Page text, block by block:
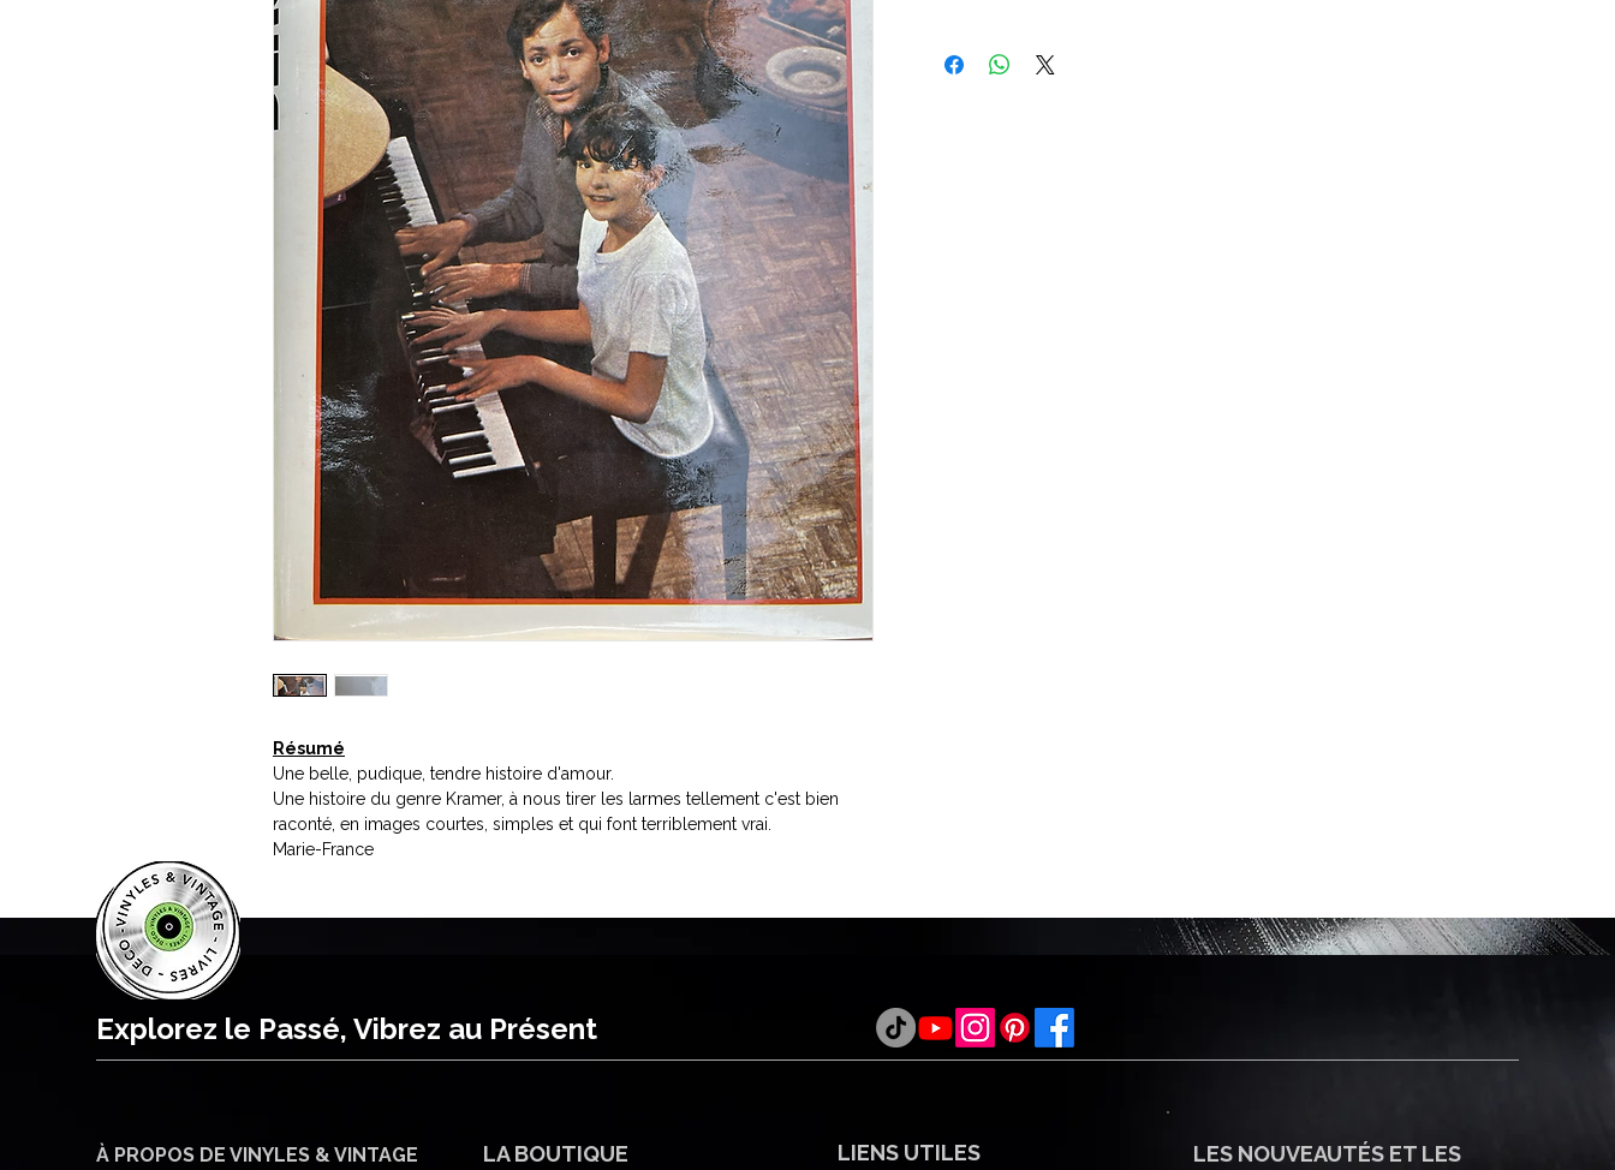
Résumé
Une belle, pudique, tendre histoire d'amour.
Une histoire du genre Kramer, à nous tirer les larmes tellement c'est bien
raconté, en images courtes, simples et qui font terriblement vrai.
Marie-France
Explorez le Passé, Vibrez au Présent
À PROPOS DE VINYLES & VINTAGE LA BOUTIQUE LIENS UTILES
LES NOUVEAUTÉS ET LES